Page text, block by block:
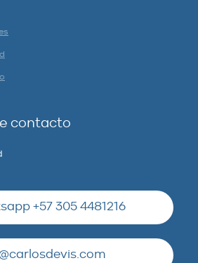
contacto
+57 305 4481216